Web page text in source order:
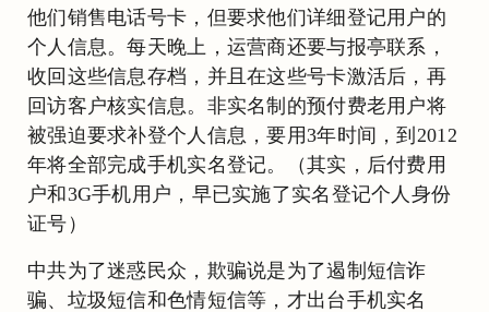
他们销售电话号卡，但要求他们详细登记用户的
个人信息。每天晚上，运营商还要与报亭联系，
收回这些信息存档，并且在这些号卡激活后，再
回访客户核实信息。非实名制的预付费老用户将
被强迫要求补登个人信息，要用3年时间，到2012
年将全部完成手机实名登记。（其实，后付费用
户和3G手机用户，早已实施了实名登记个人身份
证号）
中共为了迷惑民众，欺骗说是为了遏制短信诈
骗、垃圾短信和色情短信等，才出台手机实名